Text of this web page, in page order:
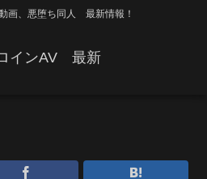
画、悪堕ち同人 最新情報！
インAV 最新